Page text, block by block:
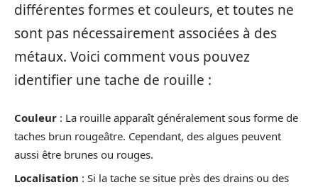
différentes formes et couleurs, et toutes ne
sont pas nécessairement associées à des
métaux. Voici comment vous pouvez
identifier une tache de rouille :
Couleur : La rouille apparaît généralement sous forme de
taches brun rougeâtre. Cependant, des algues peuvent
aussi être brunes ou rouges.
Localisation : Si la tache se situe près des drains ou des